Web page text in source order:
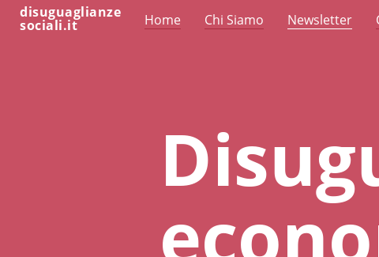
disuguaglianze
sociali.it Home Chi Siamo Newsletter